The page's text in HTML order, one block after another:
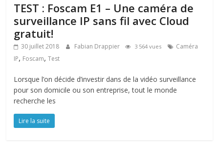
TEST : Foscam E1 – Une caméra de
surveillance IP sans fil avec Cloud
gratuit!
30 juillet 2018 Fabian Drappier 3 564 vues
Caméra
IP, Foscam,Test
Lorsque l’on décide d’investir dans de la vidéo surveillance
pour son domicile ou son entreprise, tout le monde
recherche les
Lire la suite